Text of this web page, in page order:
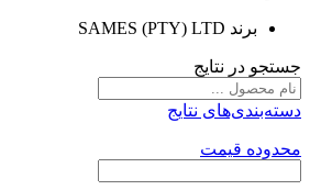
برند SAMES (PTY) LTD
جستجو در نتایج
دسته‌بندی‌های نتایج
محدوده قیمت